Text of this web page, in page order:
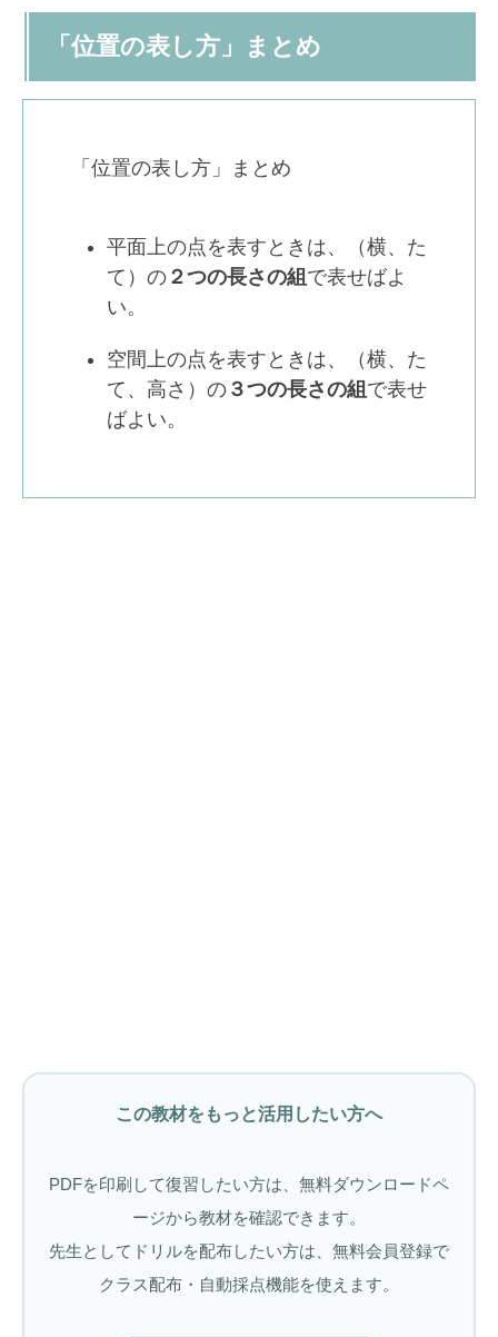
「位置の表し方」まとめ
「位置の表し方」まとめ
平面上の点を表すときは、（横、た
て）の ２つの長さの組 で表せばよ
い。
空間上の点を表すときは、（横、た
て、高さ）の ３つの長さの組 で表せ
ばよい。
この教材をもっと活用したい方へ
PDFを印刷して復習したい方は、無料ダウンロードペ
ージから教材を確認できます。
先生としてドリルを配布したい方は、無料会員登録で
クラス配布・自動採点機能を使えます。